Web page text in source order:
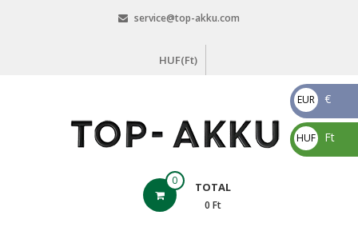
service@top-akku.com
HUF(Ft)
0 TOTAL
0 Ft
EUR
€
€
HUF
Ft
Ft